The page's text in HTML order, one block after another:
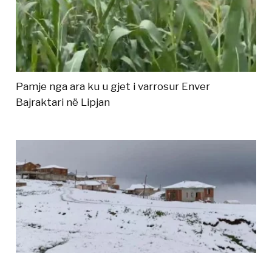
Pamje nga ara ku u gjet i varrosur Enver
Bajraktari në Lipjan